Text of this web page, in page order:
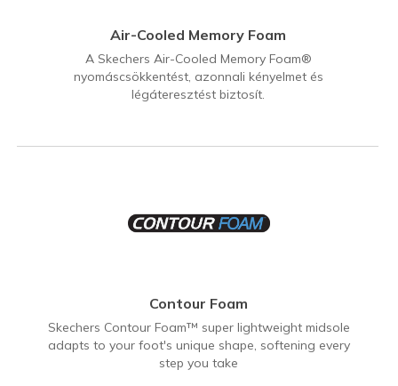
Air-Cooled Memory Foam
A Skechers Air-Cooled Memory Foam®
nyomáscsökkentést, azonnali kényelmet és
légáteresztést biztosít.
Contour Foam
Skechers Contour Foam™ super lightweight midsole
adapts to your foot's unique shape, softening every
step you take